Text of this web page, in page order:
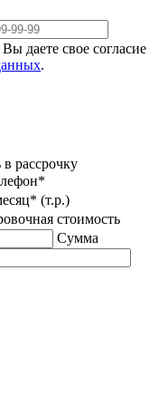
даете свое согласие
.
рассрочку
(т.р.)
стоимость
Сумма